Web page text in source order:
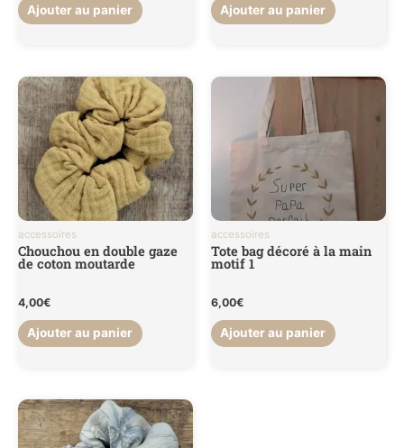
Ajouter au panier Ajouter au panier
accessoires
Chouchou en double gaze
de coton moutarde
4,00€
Ajouter au panier
accessoires
Tote bag décoré à la main
motif 1
6,00€
Ajouter au panier